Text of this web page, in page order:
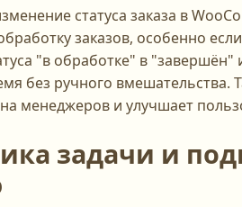
статуса заказа в
заказов, особенно
"в обработке" в "завершён"
без ручного вмешательства.
менеджеров и улучшает
задачи и